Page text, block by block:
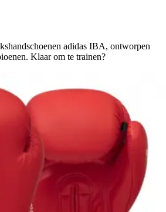
adidas IBA, ontworpen
Klaar om te trainen?